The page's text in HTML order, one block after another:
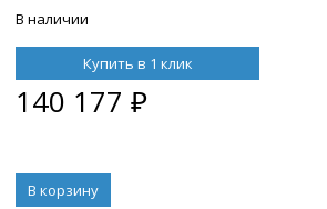
065 двойного действия и с
позиционером DN.ru YT-1000RSI с
обратной связью
В наличии
Купить в 1 клик
140 177 ₽
В корзину